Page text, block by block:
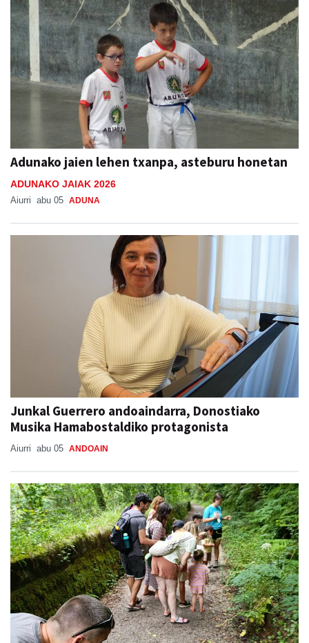
Adunako jaien lehen txanpa, asteburu honetan
ADUNAKO JAIAK 2026
Aiurri abu 05 ADUNA
Junkal Guerrero andoaindarra, Donostiako
Musika Hamabostaldiko protagonista
Aiurri abu 05 ANDOAIN